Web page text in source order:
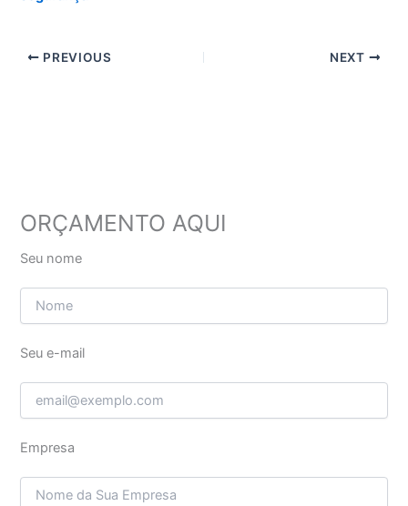
PREVIOUS NEXT
ORÇAMENTO AQUI
Seu nome
Seu e-mail
Empresa